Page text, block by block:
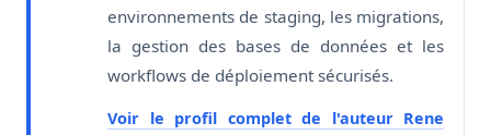
environnements de staging, les migrations,
la gestion des bases de données et les
workflows de déploiement sécurisés.
Voir le profil complet de l'auteur Rene